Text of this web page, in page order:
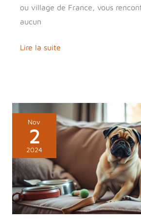
ou village de France, vous
aucun
Lire la suite
Nov
2
2024
Guide
complet
sur
le
carlin
:
caractéristiques,